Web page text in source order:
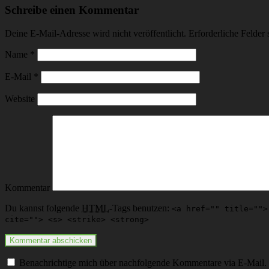
Schreibe einen Kommentar
Deine E-Mail-Adresse wird nicht veröffentlicht. Erforderliche Felder
Name *
E-Mail *
Website
Kommentar
Du kannst folgende HTML-Tags benutzen: <a href="" title="">
cite=""> <s> <strike> <strong>
Benachrichtige mich über nachfolgende Kommentare via E-Mail.